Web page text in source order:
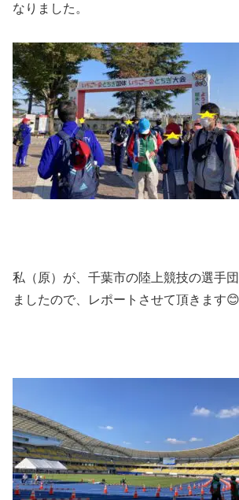
なりました。
私（原）が、千葉市の陸上競技の選手
ましたので、レポートさせて頂きます😊